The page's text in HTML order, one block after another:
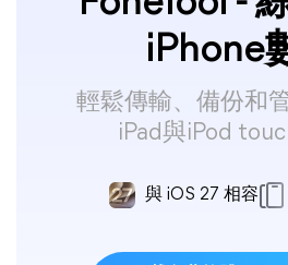
iPhone
輕鬆傳輸、備份和
iPad與iPod
與 iOS 27 相容